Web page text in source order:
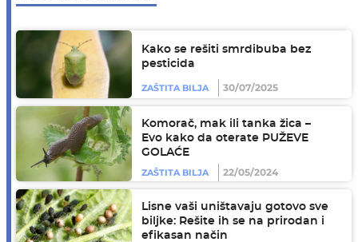
Kako se rešiti smrdibuba bez
pesticida
ZAŠTITA BILJA 30/07/2025
Komorač, mak ili tanka žica –
Evo kako da oterate PUŽEVE
GOLAĆE
ZAŠTITA BILJA
22/05/2024
Lisne vaši uništavaju gotovo sve
biljke: Rešite ih se na prirodan i
efikasan način